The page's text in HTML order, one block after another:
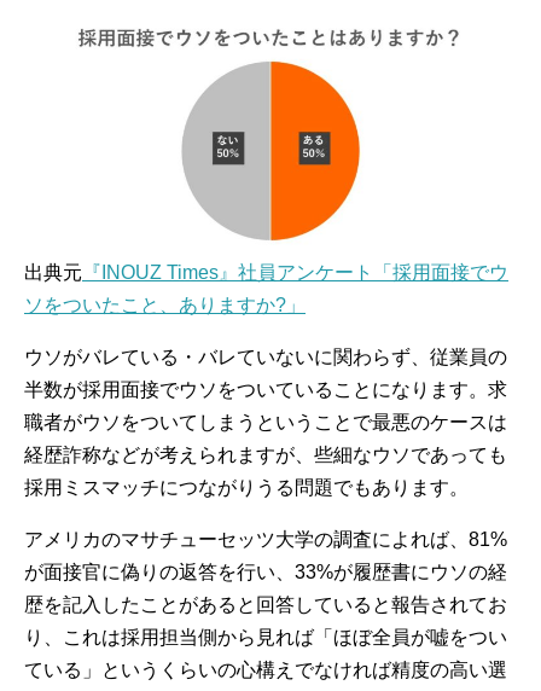
出典元 『INOUZ Times』社員アンケート「採用面接でウ
ソをついたこと、ありますか?」
ウソがバレている・バレていないに関わらず、従業員の
半数が採用面接でウソをついていることになります。求
職者がウソをついてしまうということで最悪のケースは
経歴詐称などが考えられますが、些細なウソであっても
採用ミスマッチにつながりうる問題でもあります。
アメリカのマサチューセッツ大学の調査によれば、81%
が面接官に偽りの返答を行い、33%が履歴書にウソの経
歴を記入したことがあると回答していると報告されてお
り、これは採用担当側から見れば「ほぼ全員が嘘をつい
ている」というくらいの心構えでなければ精度の高い選